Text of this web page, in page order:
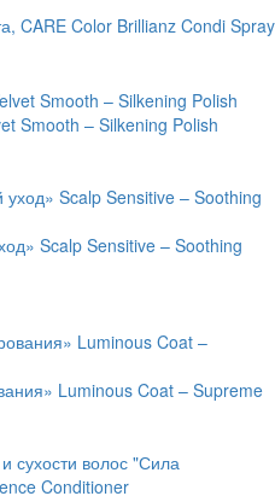
CARE Color Brillianz Condi Spray
Smooth – Silkening Polish
Scalp Sensitive – Soothing
Luminous Coat – Supreme